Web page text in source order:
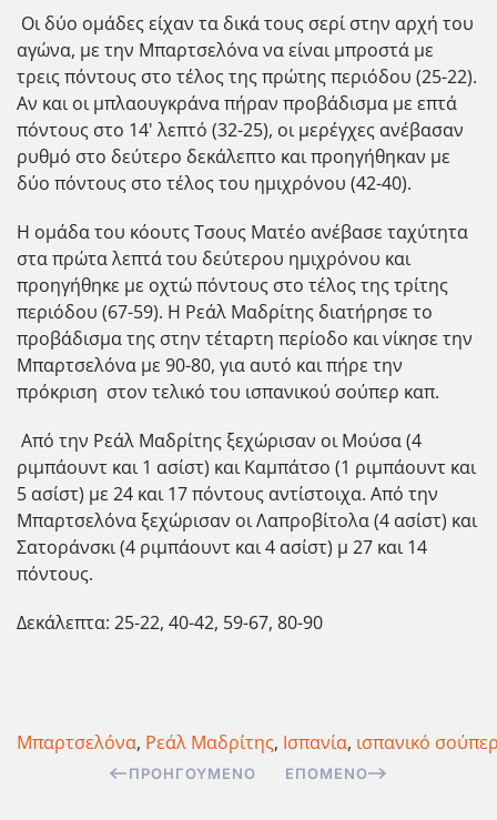
Οι δύο ομάδες είχαν τα δικά τους σερί στην αρχή του
αγώνα, με την Μπαρτσελόνα να είναι μπροστά με
τρεις πόντους στο τέλος της πρώτης περιόδου (25-22).
Αν και οι μπλαουγκράνα πήραν προβάδισμα με επτά
πόντους στο 14' λεπτό (32-25), οι μερέγχες ανέβασαν
ρυθμό στο δεύτερο δεκάλεπτο και προηγήθηκαν με
δύο πόντους στο τέλος του ημιχρόνου (42-40).
Η ομάδα του κόουτς Τσους Ματέο ανέβασε ταχύτητα
στα πρώτα λεπτά του δεύτερου ημιχρόνου και
προηγήθηκε με οχτώ πόντους στο τέλος της τρίτης
περιόδου (67-59). Η Ρεάλ Μαδρίτης διατήρησε το
προβάδισμα της στην τέταρτη περίοδο και νίκησε την
Μπαρτσελόνα με 90-80, για αυτό και πήρε την
πρόκριση στον τελικό του ισπανικού σούπερ καπ.
Από την Ρεάλ Μαδρίτης ξεχώρισαν οι Μούσα (4
ριμπάουντ και 1 ασίστ) και Καμπάτσο (1 ριμπάουντ και
5 ασίστ) με 24 και 17 πόντους αντίστοιχα. Από την
Μπαρτσελόνα ξεχώρισαν οι Λαπροβίτολα (4 ασίστ) και
Σατοράνσκι (4 ριμπάουντ και 4 ασίστ) μ 27 και 14
πόντους.
Δεκάλεπτα: 25-22, 40-42, 59-67, 80-90
Μπαρτσελόνα, Ρεάλ Μαδρίτης, Ισπανία, ισπανικό
ΠΡΟΗΓΟΎΜΕΝΟ ΕΠΌΜΕΝΟ